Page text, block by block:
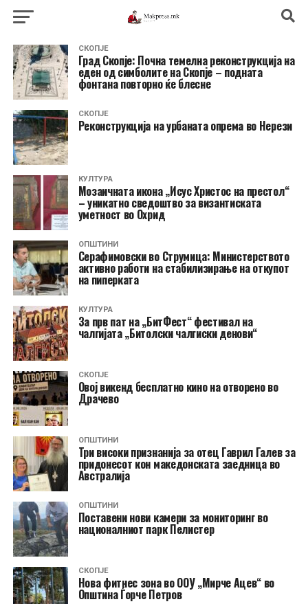
СКОПЈЕ
Град Скопје: Почна темелна реконструкција на
еден од симболите на Скопје – подната
фонтана повторно ќе блесне
СКОПЈЕ
Реконструкција на урбаната опрема во Нерези
КУЛТУРА
Мозаичната икона „Исус Христос на престол“
– уникатно сведоштво за византиската
уметност во Охрид
ОПШТИНИ
Серафимовски во Струмица: Министерството
активно работи на стабилизирање на откупот
на пиперката
КУЛТУРА
За прв пат на „БитФест“ фестивал на
чалгијата „Битолски чалгиски денови“
СКОПЈЕ
​Овој викенд бесплатно кино на отворено во
Драчево
ОПШТИНИ
Три високи признанија за отец Гаврил Галев за
придонесот кон македонската заедница во
Австралија
ОПШТИНИ
Поставени нови камери за мониторинг во
националниот парк Пелистер
СКОПЈЕ
Нова фитнес зона во ООУ „Мирче Ацев“ во
Општина Ѓорче Петров